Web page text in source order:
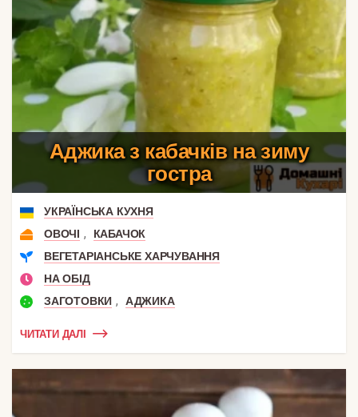
Аджика з кабачків на зиму
гостра
УКРАЇНСЬКА КУХНЯ
ОВОЧІ ,
КАБАЧОК
ВЕГЕТАРІАНСЬКЕ ХАРЧУВАННЯ
НА ОБІД
ЗАГОТОВКИ , АДЖИКА
ЧИТАТИ ДАЛІ